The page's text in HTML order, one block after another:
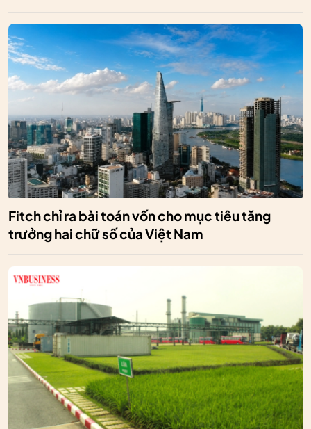
Fitch chỉ ra bài toán vốn cho mục tiêu tăng
trưởng hai chữ số của Việt Nam